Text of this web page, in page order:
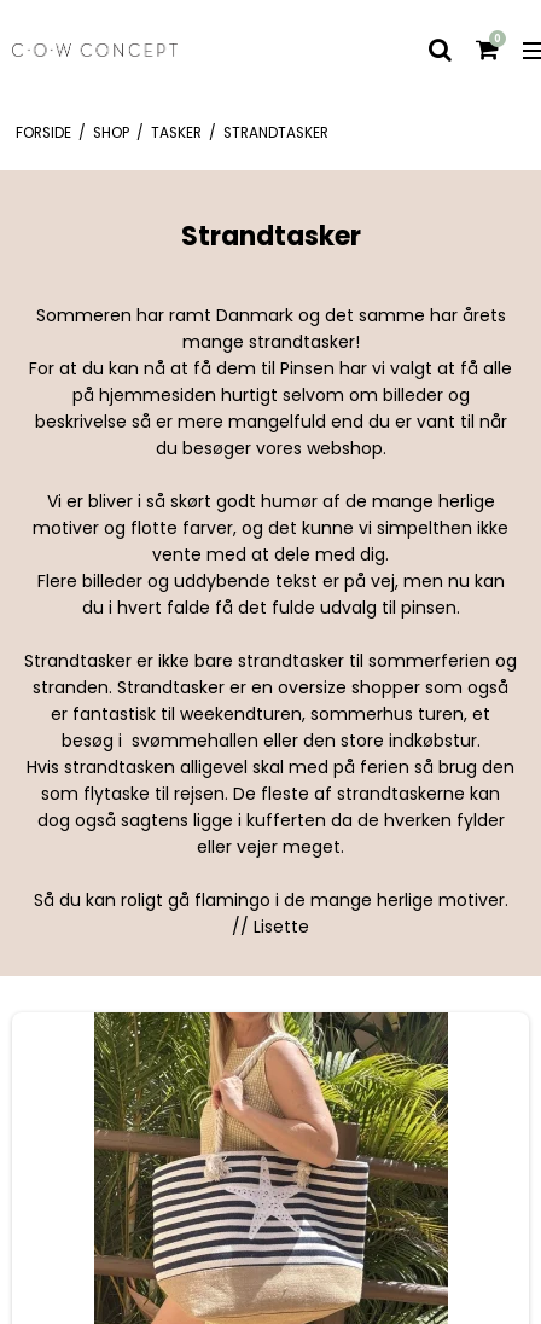
0
FORSIDE / SHOP / TASKER / STRANDTASKER
Strandtasker
Sommeren har ramt Danmark og det samme har årets
mange strandtasker!
For at du kan nå at få dem til Pinsen har vi valgt at få alle
på hjemmesiden hurtigt selvom om billeder og
beskrivelse så er mere mangelfuld end du er vant til når
du besøger vores webshop.
Vi er bliver i så skørt godt humør af de mange herlige
motiver og flotte farver, og det kunne vi simpelthen ikke
vente med at dele med dig.
Flere billeder og uddybende tekst er på vej, men nu kan
du i hvert falde få det fulde udvalg til pinsen.
Strandtasker er ikke bare strandtasker til sommerferien og
stranden. Strandtasker er en oversize shopper som også
er fantastisk til weekendturen, sommerhus turen, et
besøg i svømmehallen eller den store indkøbstur.
Hvis strandtasken alligevel skal med på ferien så brug den
som flytaske til rejsen. De fleste af strandtaskerne kan
dog også sagtens ligge i kufferten da de hverken fylder
eller vejer meget.
Så du kan roligt gå flamingo i de mange herlige motiver.
// Lisette